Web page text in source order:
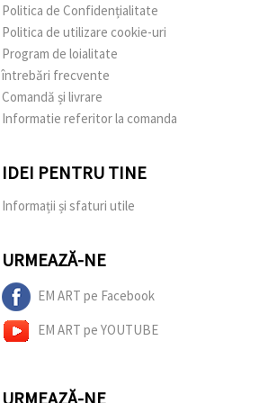
Politica de Confidențialitate
Politica de utilizare cookie-uri
Program de loialitate
întrebări frecvente
Comandă și livrare
Informatie referitor la comanda
IDEI PENTRU TINE
Informații și sfaturi utile
URMEAZĂ-NE
EM ART pe Facebook
EM ART pe YOUTUBE
URMEAZĂ-NE